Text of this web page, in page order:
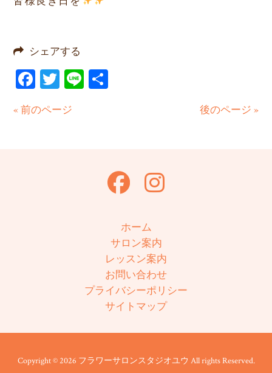
シェアする
Facebook
Twitter
Line
« 前のページ 後のページ »
ホーム
サロン案内
レッスン案内
お問い合わせ
プライバシーポリシー
サイトマップ
Copyright © 2026 フラワーサロンスタジオユウ All rights Reserved.